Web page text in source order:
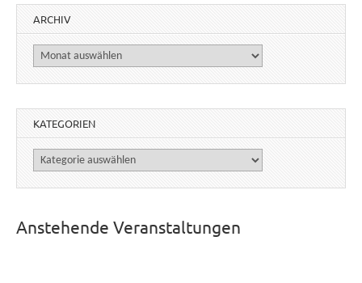
ARCHIV
Archiv
KATEGORIEN
Kategorien
Anstehende Veranstaltungen